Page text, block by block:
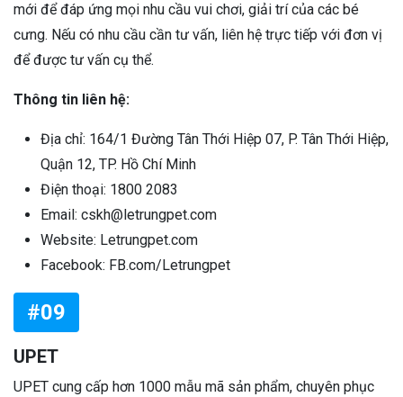
mới để đáp ứng mọi nhu cầu vui chơi, giải trí của các bé
cưng. Nếu có nhu cầu cần tư vấn, liên hệ trực tiếp với đơn vị
để được tư vấn cụ thể.
Thông tin liên hệ:
Địa chỉ: 164/1 Đường Tân Thới Hiệp 07, P. Tân Thới Hiệp,
Quận 12, TP. Hồ Chí Minh
Điện thoại: 1800 2083
Email: cskh@letrungpet.com
Website: Letrungpet.com
Facebook: FB.com/Letrungpet
#09
UPET
UPET cung cấp hơn 1000 mẫu mã sản phẩm, chuyên phục